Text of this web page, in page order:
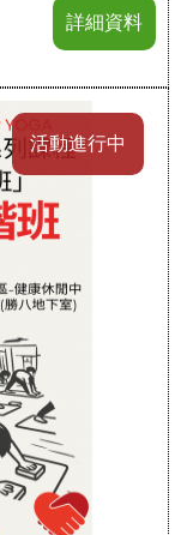
詳細資料
活動進行中